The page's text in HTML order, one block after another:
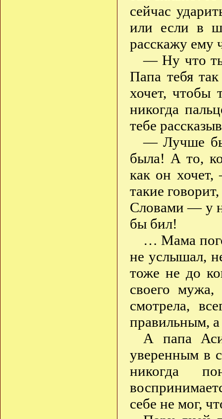
сейчас
или если в
расскажу ему
— Ну что
Папа тебя
хочет, чтобы
никогда
тебе
— Лучше бы
была! А то,
как он
такие
Словами — у
бы бил!
… Мама
не услышал,
тоже не до
своего
смотрела,
правильным,
А папа
уверенным в
никогда
себе не мог,